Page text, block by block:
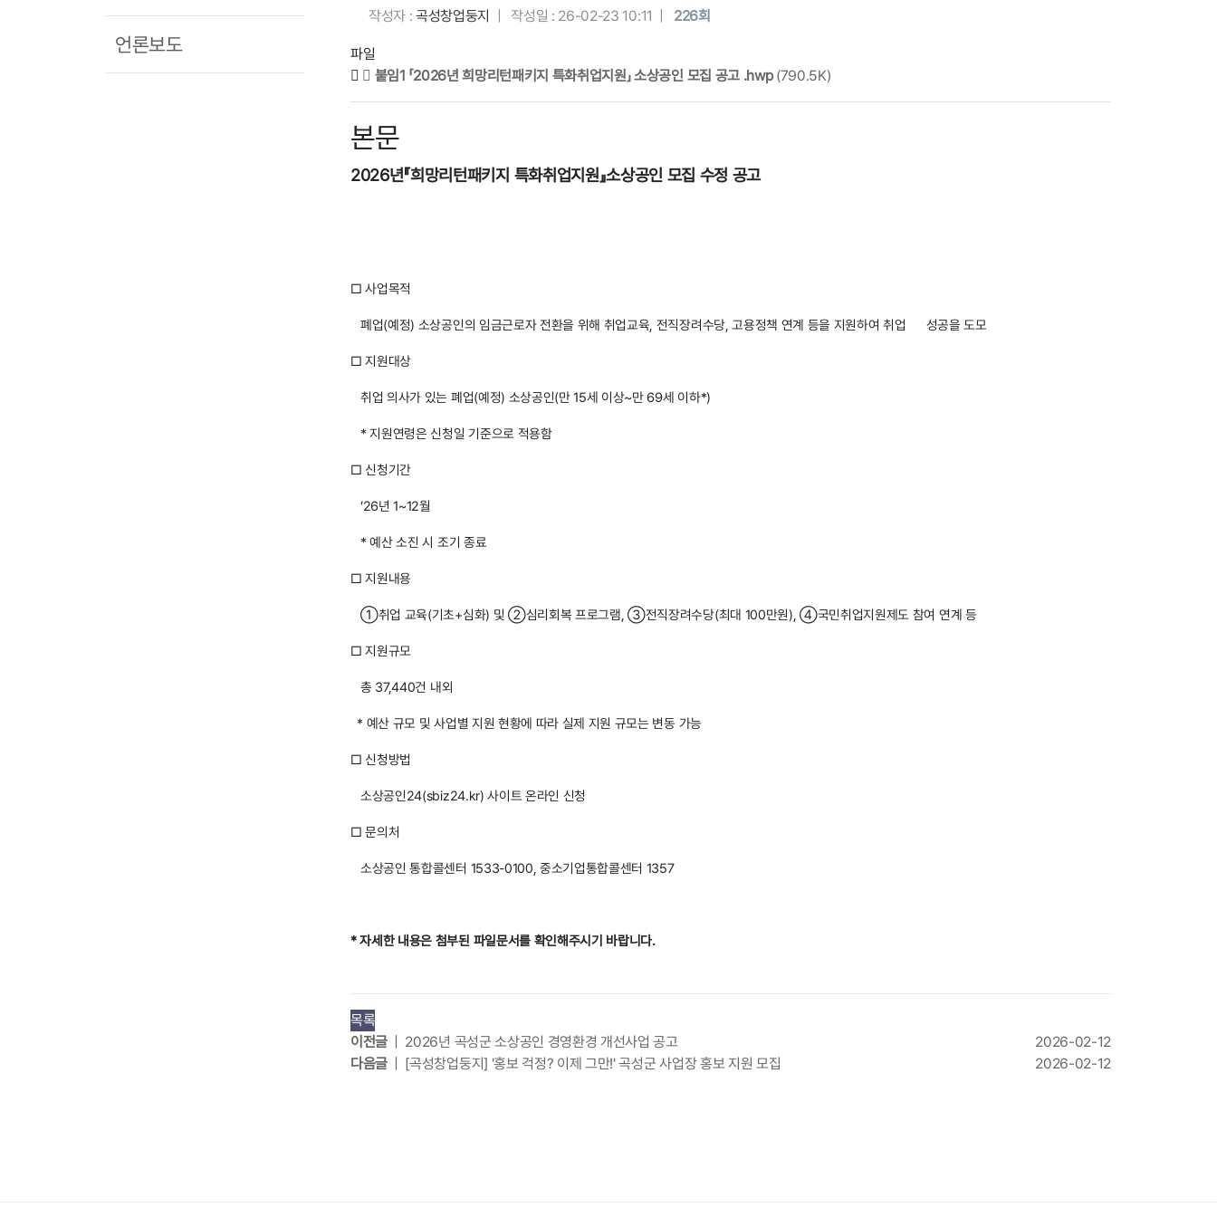
언론보도
작성자 :곡성창업둥지 |작성일 : 26-02-23 10:11 | 226회
파일
붙임1 「2026년 희망리턴패키지 특화취업지원」 소상공인 모집 공고 .hwp(790.5K)
본문
2026년『희망리턴패키지 특화취업지원』소상공인 모집 수정 공고
□ 사업목적
폐업(예정) 소상공인의 임금근로자 전환을 위해 취업교육, 전직장려수당, 고용정책 연계 등을 지원하여 취업 성공을 도모
□ 지원대상
취업 의사가 있는 폐업(예정) 소상공인(만 15세 이상~만 69세 이하*)
* 지원연령은 신청일 기준으로 적용함
□ 신청기간
’26년 1~12월
* 예산 소진 시 조기 종료
□ 지원내용
①취업 교육(기초+심화) 및 ②심리회복 프로그램, ③전직장려수당(최대 100만원), ④국민취업지원제도 참여 연계 등
□ 지원규모
총 37,440건 내외
* 예산 규모 및 사업별 지원 현황에 따라 실제 지원 규모는 변동 가능
□ 신청방법
소상공인24(sbiz24.kr) 사이트 온라인 신청
□ 문의처
소상공인 통합콜센터 1533-0100, 중소기업통합콜센터 1357
* 자세한 내용은 첨부된 파일문서를 확인해주시기 바랍니다.
목록
이전글 | 2026년 곡성군 소상공인 경영환경 개선사업 공고
2026-02-12
다음글 | [곡성창업둥지] '홍보 걱정? 이제 그만!' 곡성군 사업장 홍보 지원 모집 2026-02-12